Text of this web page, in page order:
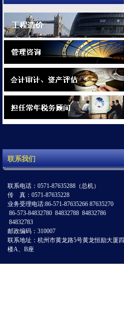
联系我们
联系电话：0571-87635288（总机）
传 真：0571-87635228
业务受理电话:86-571-87635266 87635270
86-573-84832780 84832788 84832786
84832783
邮政编码：310007
联系地址：杭州市黄龙路5号黄龙恒励大厦四
楼A、B座